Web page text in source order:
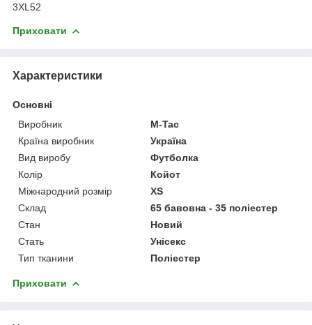
3XL 52
Приховати
Характеристики
Основні
Виробник
M-Tac
Країна виробник
Україна
Вид виробу
Футболка
Колір
Койот
Міжнародний розмір
XS
Склад
65 бавовна - 35 поліестер
Стан
Новий
Стать
Унісекс
Тип тканини
Поліестер
Приховати